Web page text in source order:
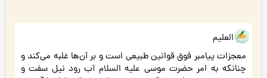
هو العلیم
معجزات پیامبر فوق قوانین طبیعی است و بر آن‌ها غلبه می‌کند و
چنانکه به امر حضرت موسی علیه السلام آب رود نیل سفت و